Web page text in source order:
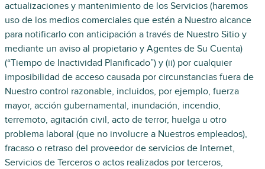
actualizaciones y mantenimiento de los Servicios (haremos
uso de los medios comerciales que estén a Nuestro alcance
para notificarlo con anticipación a través de Nuestro Sitio y
mediante un aviso al propietario y Agentes de Su Cuenta)
(“Tiempo de Inactividad Planificado”) y (ii) por cualquier
imposibilidad de acceso causada por circunstancias fuera de
Nuestro control razonable, incluidos, por ejemplo, fuerza
mayor, acción gubernamental, inundación, incendio,
terremoto, agitación civil, acto de terror, huelga u otro
problema laboral (que no involucre a Nuestros empleados),
fracaso o retraso del proveedor de servicios de Internet,
Servicios de Terceros o actos realizados por terceros,